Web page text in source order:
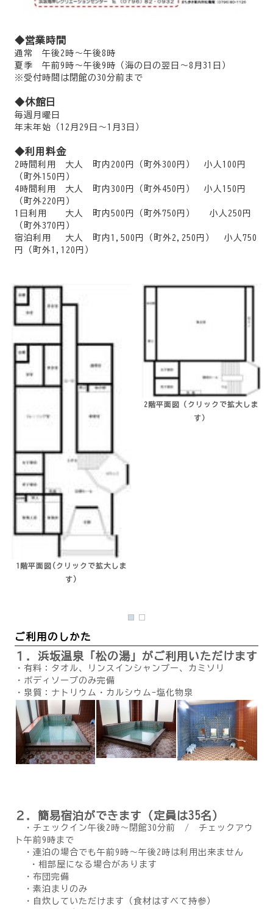
◆営業時間
通常 午後2時～午後8時
夏季 午前9時～午後9時（海の日の翌日～8月31日）
※受付時間は閉館の30分前まで
◆休館日
毎週月曜日
年末年始（12月29日～1月3日）
◆利用料金
2時間利用 大人 町内200円（町外300円） 小人100円
（町外150円）
4時間利用 大人 町内300円（町外450円） 小人150円
（町外220円）
1日利用 大人 町内500円（町外750円） 小人250円
（町外370円）
宿泊利用 大人 町内1,500円（町外2,250円） 小人750
円（町外1,120円）
1階平面図(クリックで拡大しま
す)
2階平面図（クリックで拡大しま
す）
ご利用のしかた
１．浜坂温泉「松の湯」がご利用いただけます
・有料：タオル、リンスインシャンプー、カミソリ
・ボディソープのみ完備
・泉質：ナトリウム・カルシウム-塩化物泉
２．簡易宿泊ができます（定員は35名）
・チェックイン午後2時～閉館30分前 / チェックアウ
ト午前9時まで
・連泊の場合でも午前9時～午後2時は利用出来ません
・相部屋になる場合があります
・布団完備
・素泊まりのみ
・自炊していただけます（食材はすべて持参）